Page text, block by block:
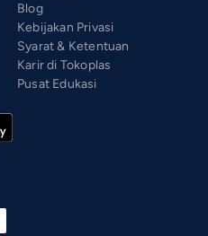
Blog
Kebijakan Privasi
Syarat & Ketentuan
Karir di Tokoplas
Pusat Edukasi